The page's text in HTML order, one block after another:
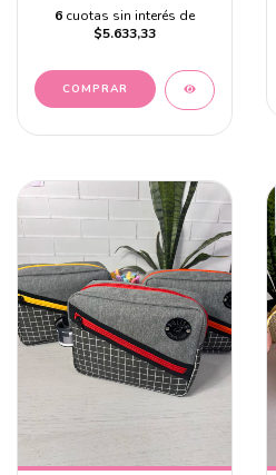
6 cuotas sin interés de
$5.633,33